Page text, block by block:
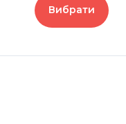
Вибрати